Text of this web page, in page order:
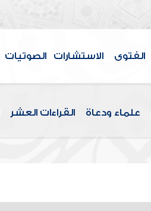
الفتوى الاستشارات الصوتيات
علماء ودعاة القراءات العشر